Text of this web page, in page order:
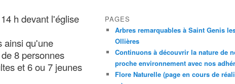
h devant l'église
ainsi qu'une
8 personnes
et 6 ou 7 jeunes
PAGES
Arbres remarquables à Saint Genis
Ollières
Continuons à découvrir la nature de
proche environnement avec nos
Flore Naturelle (page en cours de